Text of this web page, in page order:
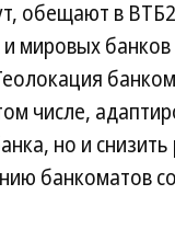
обещают в
и мировых
числе,
но и
банкоматов